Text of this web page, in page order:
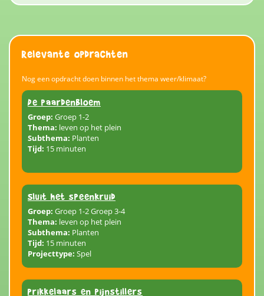
Relevante opdrachten
Nog een opdracht doen binnen het thema weer/klimaat?
De paardenbloem
Groep: Groep 1-2
Thema: leven op het plein
Subthema: Planten
Tijd: 15 minuten
Sluit het speenkruid
Groep: Groep 1-2 Groep 3-4
Thema: leven op het plein
Subthema: Planten
Tijd: 15 minuten
Projecttype: Spel
Prikkelaars en pijnstillers